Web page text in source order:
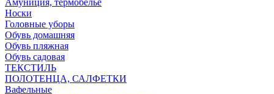
Амуниция, термобельё
Носки
Головные уборы
Обувь домашняя
Обувь пляжная
Обувь садовая
ТЕКСТИЛЬ
ПОЛОТЕНЦА, САЛФЕТКИ
Вафельные